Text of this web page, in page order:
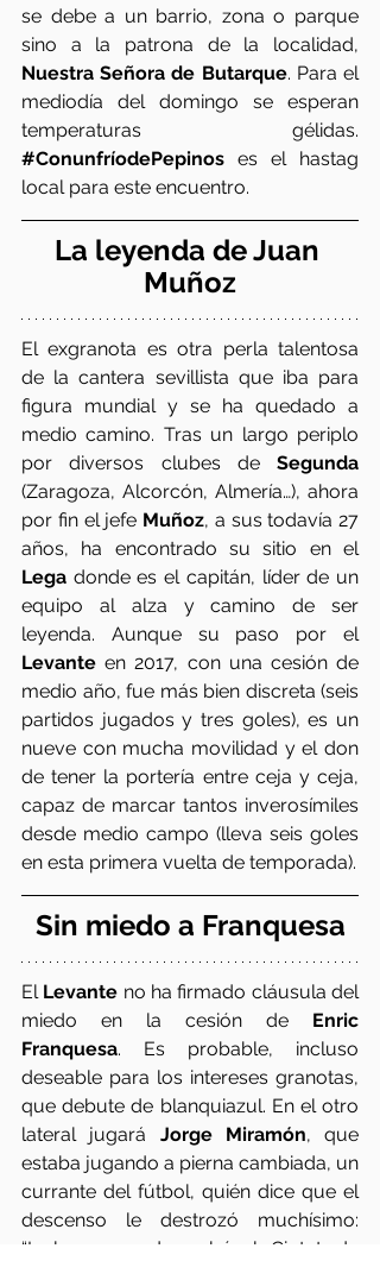
se debe a un barrio, zona o parque
sino a la patrona de la localidad,
Nuestra Señora de Butarque. Para el
mediodía del domingo se esperan
#ConunfríodePepinos es el hastag
local para este encuentro.
La leyenda de Juan
Muñoz
El exgranota es otra perla talentosa
de la cantera sevillista que iba para
figura mundial y se ha quedado a
medio camino. Tras un largo periplo
por diversos clubes de Segunda
(Zaragoza, Alcorcón, Almería…), ahora
por fin el jefe Muñoz, a sus todavía 27
años, ha encontrado su sitio en el
Lega donde es el capitán, líder de un
equipo al alza y camino de ser
leyenda. Aunque su paso por el
Levante en 2017, con una cesión de
medio año, fue más bien discreta (seis
partidos jugados y tres goles), es un
nueve con mucha movilidad y el don
de tener la portería entre ceja y ceja,
capaz de marcar tantos inverosímiles
desde medio campo (lleva seis goles
Sin miedo a Franquesa
El Levante no ha firmado cláusula del
miedo en la cesión de Enric
Franquesa. Es probable, incluso
deseable para los intereses granotas,
que debute de blanquiazul. En el otro
lateral jugará Jorge Miramón, que
estaba jugando a pierna cambiada, un
currante del fútbol, quién dice que el
descenso le destrozó muchísimo:
“Incluso cuando volví al Ciutat de